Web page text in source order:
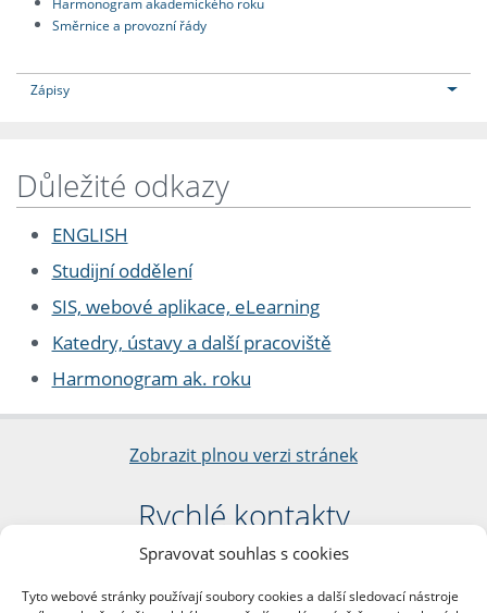
Spravovat souhlas s cookies
Tyto webové stránky používají soubory cookies a další sledovací nástroje
Směrnice a provozní řády
Zápisy
Důležité odkazy
ENGLISH
Studijní oddělení
SIS, webové aplikace, eLearning
Katedry, ústavy a další pracoviště
Harmonogram ak. roku
Zobrazit plnou verzi stránek
Rychlé kontakty
Filozofická fakulta
nám. Jana Palacha 1/2